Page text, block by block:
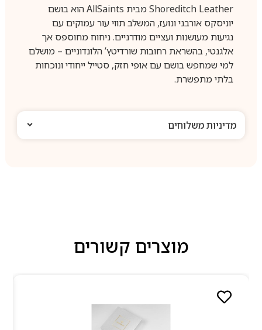
Shoreditch Leather מבית AllSaints הוא בושם
יוניסקס אורבני ונועז, המשלב תווי עור עמוקים עם
נגיעות מעושנות ועציים מודרניים. ניחוח מחוספס אך
אלגנטי, בהשראת רחובות שורדיטץ’ הלונדוניים – מושלם
למי שמחפש בושם עם אופי חזק, סטייל ייחודי ונוכחות
בלתי מתפשרת.
מדיניות משלוחים
מוצרים קשורים